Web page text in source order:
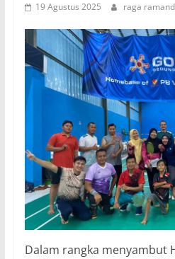
19 Agustus 2025 raga
Dalam rangka menyambut